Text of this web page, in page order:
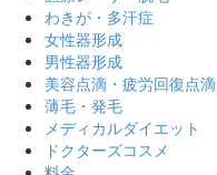
わきが・多汗症
女性器形成
男性器形成
美容点滴・疲労回復点滴
薄毛・発毛
メディカルダイエット
ドクターズコスメ